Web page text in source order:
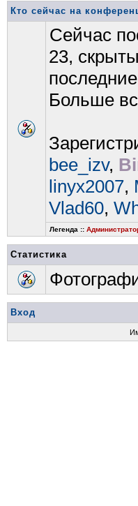
Кто сейчас на
Сейчас
23,
Больше
bee_izv,
linyx2007,
Vlad60,
Легенда ::
Статистика
Вход